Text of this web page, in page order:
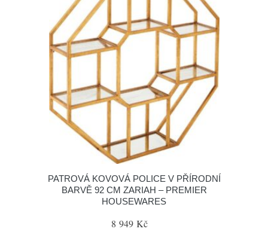
PATROVÁ KOVOVÁ POLICE V PŘÍRODNÍ
BARVĚ 92 CM ZARIAH – PREMIER
HOUSEWARES
8 949 Kč